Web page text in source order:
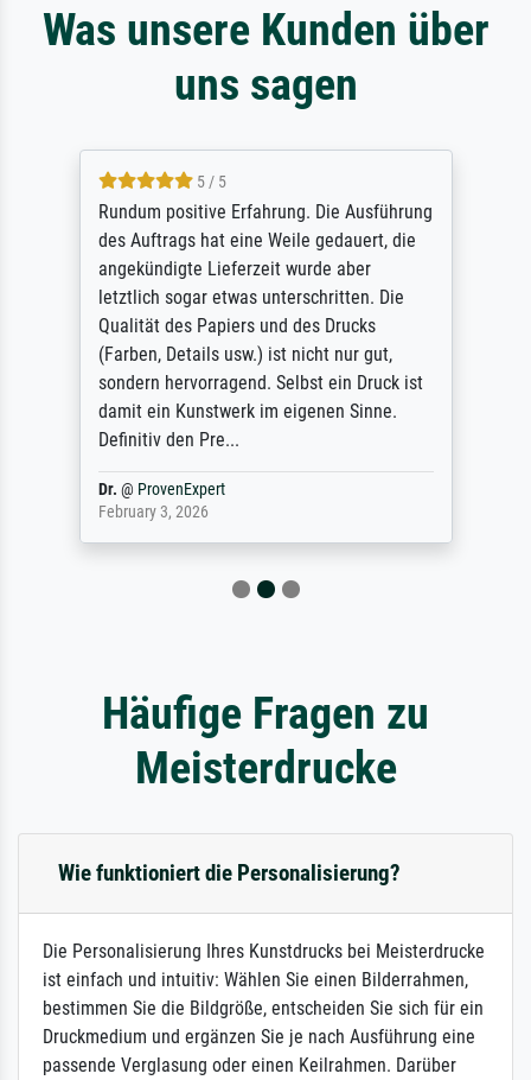
Was unsere Kunden über
uns sagen
5 / 5
Rundum positive Erfahrung. Die Ausführung
des Auftrags hat eine Weile gedauert, die
angekündigte Lieferzeit wurde aber
letztlich sogar etwas unterschritten. Die
Qualität des Papiers und des Drucks
(Farben, Details usw.) ist nicht nur gut,
sondern hervorragend. Selbst ein Druck ist
damit ein Kunstwerk im eigenen Sinne.
Definitiv den Pre...
Dr. @ ProvenExpert
February 3, 2026
Häufige Fragen zu
Meisterdrucke
Wie funktioniert die Personalisierung?
Die Personalisierung Ihres Kunstdrucks bei Meisterdrucke
ist einfach und intuitiv: Wählen Sie einen Bilderrahmen,
bestimmen Sie die Bildgröße, entscheiden Sie sich für ein
Druckmedium und ergänzen Sie je nach Ausführung eine
passende Verglasung oder einen Keilrahmen. Darüber